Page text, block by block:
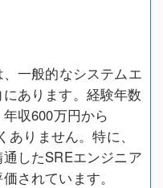
一般的なシステムエ
あります。経験年数
収600万円から
りません。特に、
したSREエンジニア
されています。